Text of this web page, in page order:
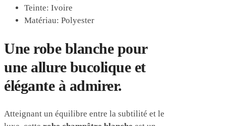
Teinte: Ivoire
Matériau: Polyester
Une robe blanche pour
une allure bucolique et
élégante à admirer.
Atteignant un équilibre entre la subtilité et le